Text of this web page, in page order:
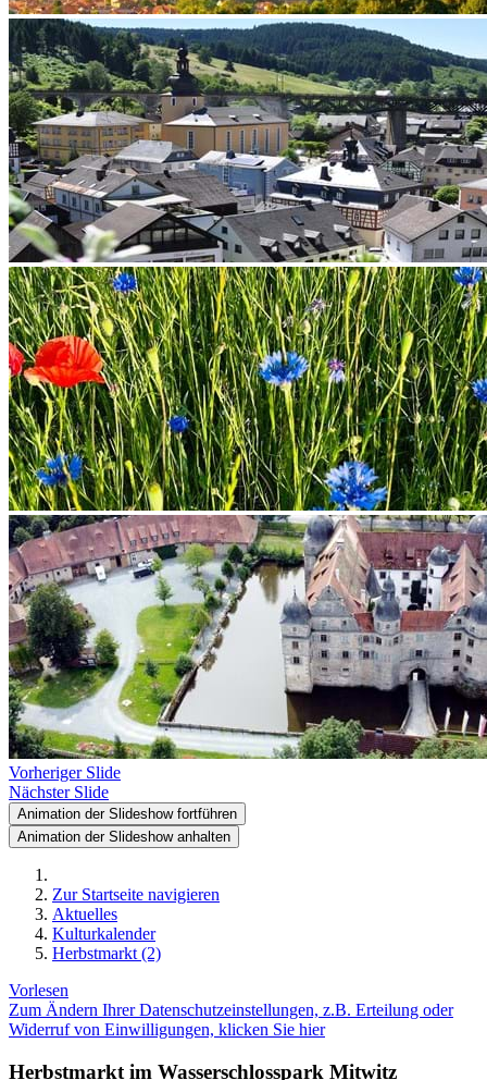
Vorheriger Slide
Nächster Slide
Animation der Slideshow fortführen
Animation der Slideshow anhalten
Zur Startseite navigieren
Aktuelles
Kulturkalender
Herbstmarkt (2)
Vorlesen
Zum Ändern Ihrer Datenschutzeinstellungen, z.B. Erteilung oder
Widerruf von Einwilligungen, klicken Sie hier
Herbstmarkt im Wasserschlosspark Mitwitz